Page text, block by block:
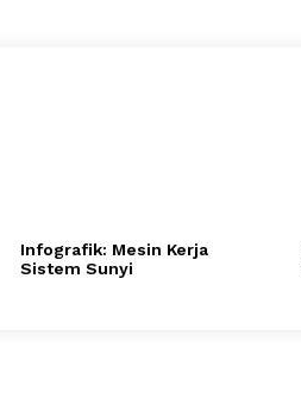
Infografik: Mesin Kerja
Sistem Sunyi